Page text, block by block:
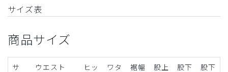
サイズ表
商品サイズ
サ
ウエスト
ヒッ
ワタ
裾幅 股上 股下
股下